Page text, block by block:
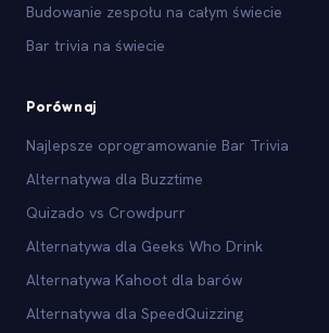
Budowanie zespołu na całym świecie
Bar trivia na świecie
Porównaj
Najlepsze oprogramowanie Bar Trivia
Alternatywa dla Buzztime
Quizado vs Crowdpurr
Alternatywa dla Geeks Who Drink
Alternatywa Kahoot dla barów
Alternatywa dla SpeedQuizzing